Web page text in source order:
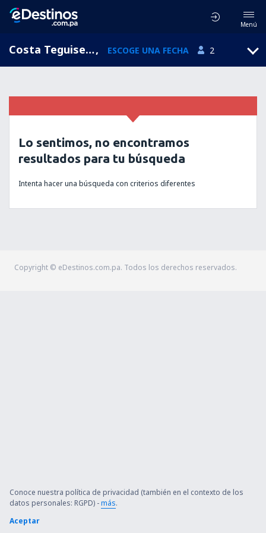
Menú
Costa Teguise, Islas Canarias, España, ESCOGE UNA FECHA 2
Lo sentimos, no encontramos
resultados para tu búsqueda
Intenta hacer una búsqueda con criterios diferentes
Copyright © eDestinos.com.pa. Todos los derechos reservados.
Conoce nuestra política de privacidad (también en el contexto de los
datos personales: RGPD) -más.
Aceptar